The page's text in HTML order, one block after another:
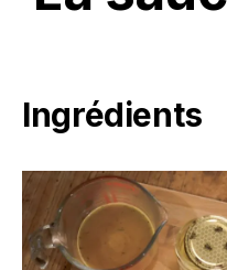
Ingrédients